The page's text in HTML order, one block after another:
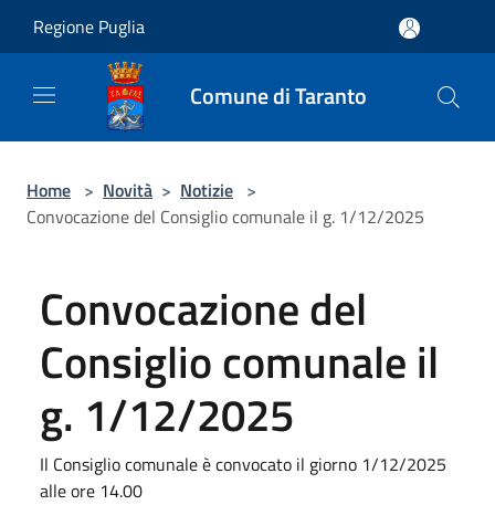
Regione Puglia
Comune di Taranto
Home > Novità > Notizie >
Convocazione del Consiglio comunale il g. 1/12/2025
Convocazione del
Consiglio comunale il
g. 1/12/2025
Il Consiglio comunale è convocato il giorno 1/12/2025
alle ore 14.00